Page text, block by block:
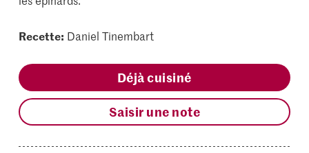
Recette: Daniel Tinembart
Déjà cuisiné
Saisir une note